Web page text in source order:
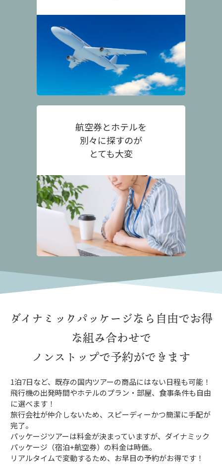
航空券とホテルを
別々に探すのが
とても大変
ダイナミックパッケージなら 自由でお得
な組み合わせで
ノンストップで予約ができます
1泊7日など、既存の国内ツアーの商品にはない日程も可能！
飛行機の出発時間やホテルのプラン・部屋、食事条件も自由
に選べます！
旅行会社が仲介しないため、スピーディーかつ簡潔に手配が
完了。
パッケージツアーは料金が決まっていますが、ダイナミック
パッケージ（宿泊+航空券）の料金は時価。
リアルタイムで変動するため、お早目の予約がお得です！